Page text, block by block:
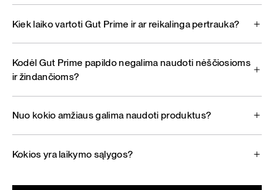
Kiek laiko vartoti Gut Prime ir ar reikalinga pertrauka?
Kodėl Gut Prime papildo negalima naudoti nėščiosioms
ir žindančioms?
Nuo kokio amžiaus galima naudoti produktus?
Kokios yra laikymo sąlygos?